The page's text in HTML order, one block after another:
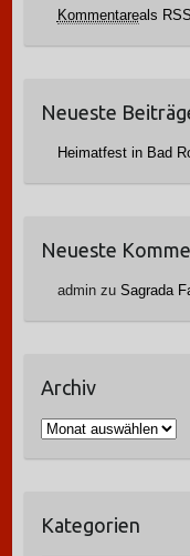
Kommentareals RSS
Neueste
Heimatfest in Bad
Neueste
adminzu Sagrada
Archiv
A
iKategorien